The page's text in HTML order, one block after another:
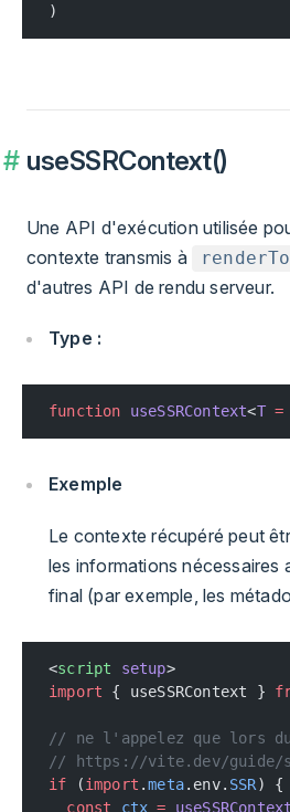
)
useSSRContext()
Une API d'exécution utilisée
contexte transmis à
d'autres API de rendu serveur.
Type :
function useSSRContext<T =
Exemple
Le contexte récupéré peut
les informations nécessaires
final (par exemple, les
<script setup>
import { useSSRContext }
// ne l'appelez que lors
// https://vite.dev/guide/
if (import .meta.env. SSR) {
  const
ctx = useSSRContext